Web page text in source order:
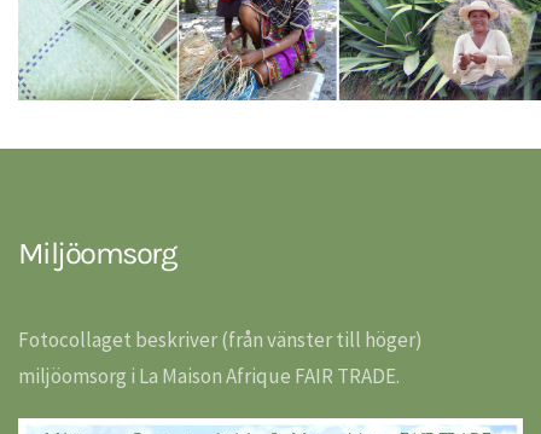
Miljöomsorg
Fotocollaget beskriver (från vänster till höger)
miljöomsorg i La Maison Afrique FAIR TRADE.